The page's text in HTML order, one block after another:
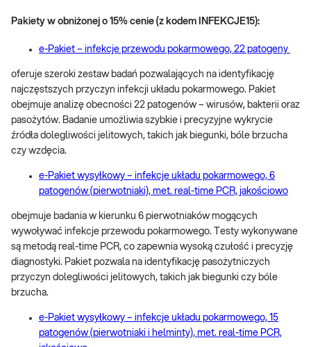
Pakiety w obniżonej o 15% cenie (z kodem INFEKCJE15):
e-Pakiet – infekcje przewodu pokarmowego, 22 patogeny
oferuje szeroki zestaw badań pozwalających na identyfikację
najczęstszych przyczyn infekcji układu pokarmowego. Pakiet
obejmuje analizę obecności 22 patogenów – wirusów, bakterii oraz
pasożytów. Badanie umożliwia szybkie i precyzyjne wykrycie
źródła dolegliwości jelitowych, takich jak biegunki, bóle brzucha
czy wzdęcia.
e-Pakiet wysyłkowy – infekcje układu pokarmowego, 6
patogenów (pierwotniaki), met. real-time PCR, jakościowo
obejmuje badania w kierunku 6 pierwotniaków mogących
wywoływać infekcje przewodu pokarmowego. Testy wykonywane
są metodą real-time PCR, co zapewnia wysoką czułość i precyzję
diagnostyki. Pakiet pozwala na identyfikację pasożytniczych
przyczyn dolegliwości jelitowych, takich jak biegunki czy bóle
brzucha.
e-Pakiet wysyłkowy – infekcje układu pokarmowego, 15
patogenów (pierwotniaki i helminty), met. real-time PCR,